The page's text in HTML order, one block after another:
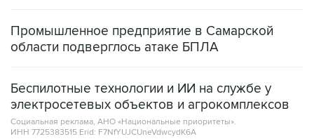
Промышленное предприятие в Самарской
области подверглось атаке БПЛА
Беспилотные технологии и ИИ на службе у
электросетевых объектов и агрокомплексов
Социальная реклама, АНО «Национальные приоритеты».
ИНН 7725383515 Erid: F7NfYUJCUneVdwcydK6A